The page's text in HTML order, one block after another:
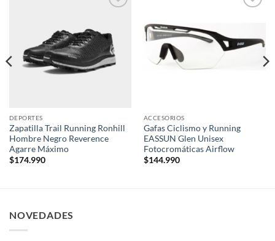
DEPORTES
Zapatilla Trail Running Ronhill
Hombre Negro Reverence
Agarre Máximo
$174.990
ACCESORIOS
Gafas Ciclismo y Running
EASSUN Glen Unisex
Fotocromáticas Airflow
$144.990
NOVEDADES